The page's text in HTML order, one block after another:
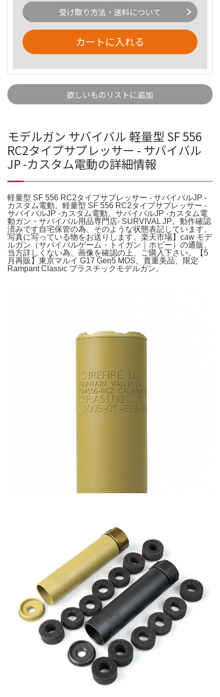
受け取り方法・送料について
カートに入れる
欲しいものリストに追加
モデルガン サバイバル 軽量型 SF 556
RC2タイプサプレッサー - サバイバル
JP -カスタム電動の詳細情報
軽量型 SF 556 RC2タイプサプレッサー - サバイバルJP -
カスタム電動。軽量型 SF 556 RC2タイプサプレッサー -
サバイバルJP -カスタム電動。サバイバルJP -カスタム電
動ガン・サバイバル用品専門店- SURVIVAL JP。動作確認
済みです自宅保管の為、そのような状態表記しています。
写真に写っている物をお送りします。楽天市場】caw モデ
ルガン（サバイバルゲーム・トイガン｜ホビー）の通販。
当方詳しくない為、画像を確認の上、ご購入下さい。【5
月再販】東京マルイ G17 Gen5 MOS。貴重美品、限定
Rampant Classic プラスチックモデルガン。